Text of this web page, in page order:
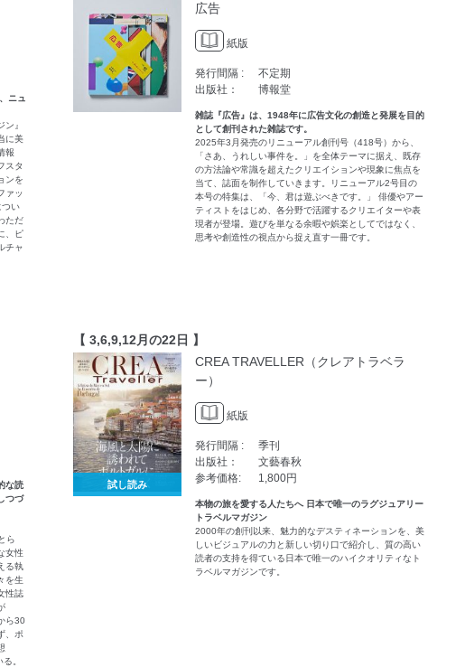
ニュ
』
に美
報
スタ
ンを
ァッ
つい
ただ
、ピ
チャ
広告
紙版
発行間隔 :
不定期
出版社：
博報堂
雑誌『広告』は、1948年に広告文化の創造と発展を目的
として創刊された雑誌です。
2025年3月発売のリニューアル創刊号（418号）から、
「さあ、うれしい事件を。」を全体テーマに据え、既存
の方法論や常識を超えたクリエイションや現象に焦点を
当て、誌面を制作していきます。リニューアル2号目の
本号の特集は、「今、君は遊ぶべきです。」 俳優やアー
ティストをはじめ、各分野で活躍するクリエイターや表
現者が登場。遊びを単なる余暇や娯楽としてではなく、
思考や創造性の視点から捉え直す一冊です。
な読
つづ
ら
女性
る執
を生
性誌
ら30
、ポ
。
【 3,6,9,12月の22日 】
試し読み
CREA TRAVELLER（クレアトラベラ
ー）
紙版
発行間隔 :
季刊
出版社：
文藝春秋
参考価格:
1,800円
本物の旅を愛する人たちへ 日本で唯一のラグジュアリー
トラベルマガジン
2000年の創刊以来、魅力的なデスティネーションを、美
しいビジュアルの力と新しい切り口で紹介し、質の高い
読者の支持を得ている日本で唯一のハイクオリティなト
ラベルマガジンです。